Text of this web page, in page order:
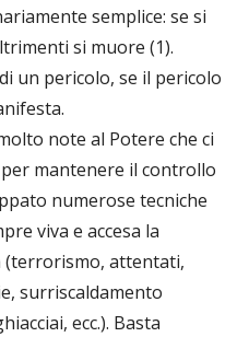
semplice: se si
si muore (1).
un pericolo, se il pericolo
note al Potere che ci
mantenere il controllo
numerose tecniche
viva e accesa la
(terrorismo, attentati,
surriscaldamento
ecc.). Basta